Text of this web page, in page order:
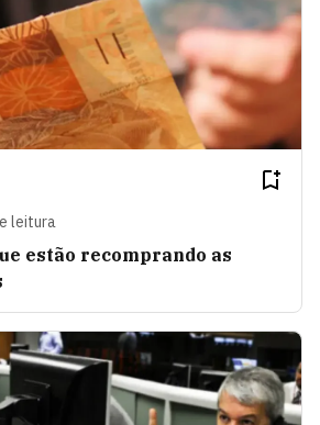
leitura
estão recomprando as